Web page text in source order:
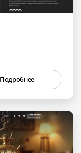
Подробнее